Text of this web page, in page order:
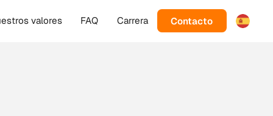
valores FAQ Carrera